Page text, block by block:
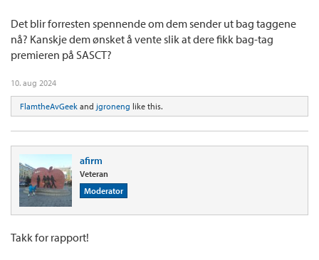
Det blir forresten spennende om dem sender ut bag taggene
nå? Kanskje dem ønsket å vente slik at dere fikk bag-tag
premieren på SASCT?
10. aug 2024
FlamtheAvGeek and jgroneng like this.
afirm
Veteran
Moderator
Takk for rapport!